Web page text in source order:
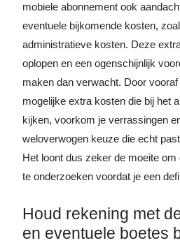
mobiele abonnement ook
eventuele bijkomende kosten,
administratieve kosten. Deze
oplopen en een ogenschijnlijk
maken dan verwacht. Door
mogelijke extra kosten die bij het
kijken, voorkom je verrassingen
weloverwogen keuze die echt
Het loont dus zeker de moeite
te onderzoeken voordat je een
Houd rekening met
en eventuele boetes